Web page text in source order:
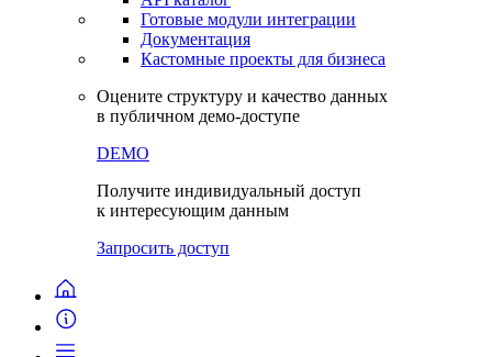
Получить доступ
API & Data Feed
API and Data Feed
Готовые модули интеграции
Документация
в публичном демо-доступе